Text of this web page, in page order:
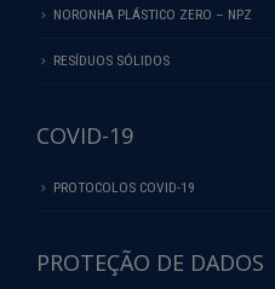
NORONHA PLÁSTICO ZERO – NPZ
RESÍDUOS SÓLIDOS
COVID-19
PROTOCOLOS COVID-19
PROTEÇÃO DE DADOS